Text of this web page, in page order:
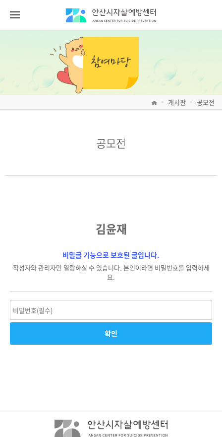
> 게시판 > 공모전
공모전
김윤재
비밀글 기능으로 보호된 글입니다.
작성자와 관리자만 열람하실 수 있습니다. 본인이라면 비밀번호를 입력하세
요.